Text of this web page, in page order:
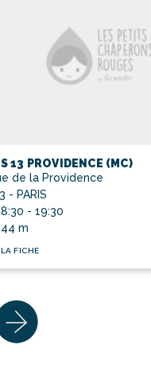
13 PROVIDENCE (MC)
de la Providence
- PARIS
- 19:30
m
FICHE